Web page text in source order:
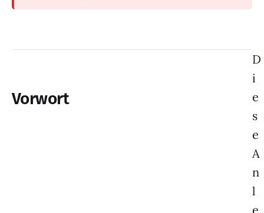
Vorwort
D
i
e
s
e
A
n
l
e